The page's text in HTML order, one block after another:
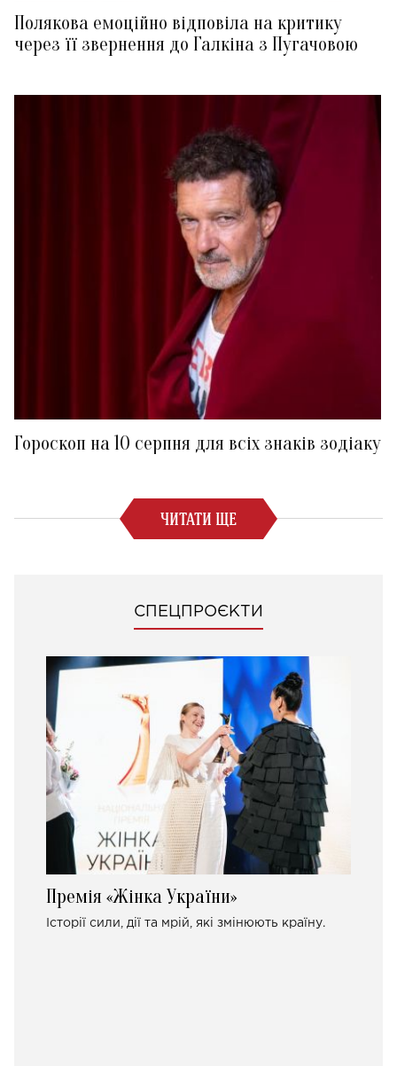
Полякова емоційно відповіла на критику
через її звернення до Галкіна з Пугачовою
Гороскоп на 10 серпня для всіх знаків зодіаку
ЧИТАТИ ЩЕ
СПЕЦПРОЄКТИ
Премія «Жінка України»
Історії сили, дії та мрій, які змінюють країну.